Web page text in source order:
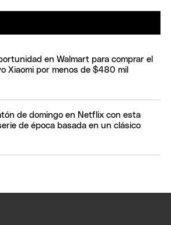
en Walmart para comprar el
Xiaomi por menos de $480 mil
de domingo en Netflix con esta
de época basada en un clásico